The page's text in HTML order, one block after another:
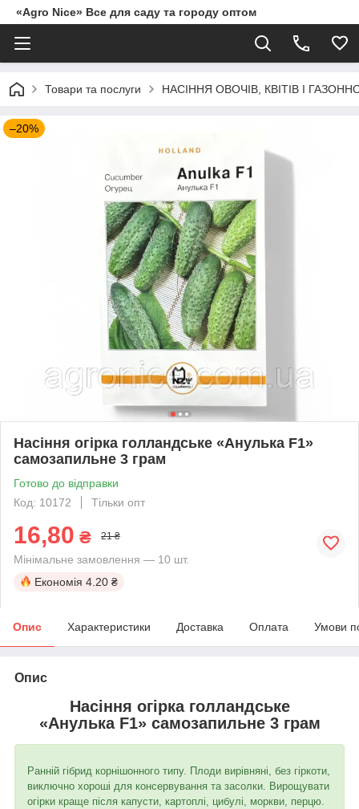
«Agro Nice» Все для саду та городу оптом
Товари та послуги НАСІННЯ ОВОЧІВ, КВІТІВ І
–20%
Насіння огірка голландське «Анулька F1»
самозапильне 3 грам
Готово до відправки
Код: 10172
Тільки опт
16,80 ₴ 21 ₴
Мінімальне замовлення — 10 шт.
Економія 4.20 ₴
Опис Характеристики Доставка Оплата Умови
Опис
Насіння огірка голландське
«Анулька F1» самозапильне 3 грам
Ранній гібрид корнішонного типу. Плоди вирівняні, без гіркоти,
виключно хороші для консервування та засолки. Вирощувати
огірки краще після капусти, картоплі, цибулі, моркви, перцю.